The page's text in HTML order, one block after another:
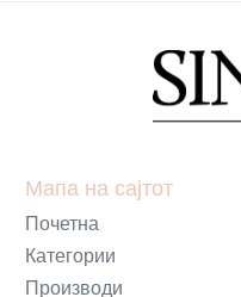
Мапа на сајтот
Почетна
Категории
Производи